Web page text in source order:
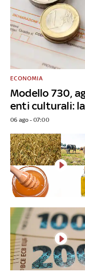
Modello 730,
enti culturali:
ECONOMIA
06 ago - 07:00